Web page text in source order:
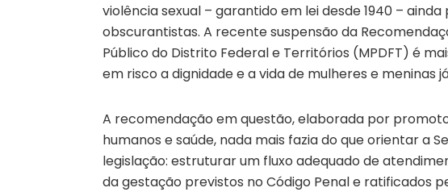
violência sexual – garantido em lei desde 1940 –
obscurantistas. A recente suspensão da
Público do Distrito Federal e Territórios (MPDFT) é
em risco a dignidade e a vida de mulheres e meninas
A recomendação em questão, elaborada por
humanos e saúde, nada mais fazia do que orientar a
legislação: estruturar um fluxo adequado de
da gestação previstos no Código Penal e ratificados